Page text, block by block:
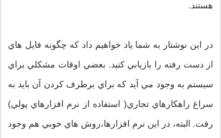
هستند.
در اين نوشتار به شما ياد خواهيم داد که چگونه فايل هاي
از دست رفته را بازيابي کنيد. بعضي اوقات مشکلي براي
سيستم به وجود مي آيد که براي برطرف کردن آن بايد به
سراغ راهکارهاي تجاري( استفاده از نرم افزارهاي پولي)
رفت. البته، در اين نرم افزارها،روش هاي خوبي هم وجود